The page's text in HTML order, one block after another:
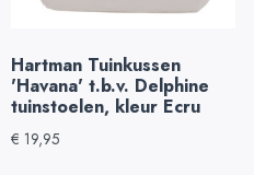
Hartman Tuinkussen
'Havana' t.b.v. Delphine
tuinstoelen, kleur Ecru
€ 19,95